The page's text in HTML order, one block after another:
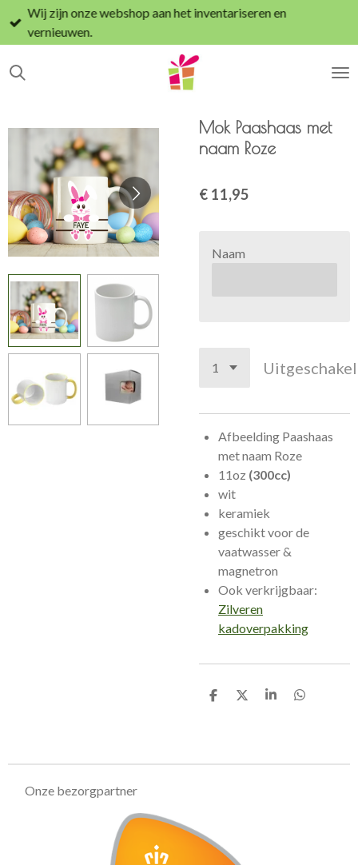
Ga
direct
de
Wij zijn onze webshop aan het inventariseren en
vernieuwen.
Mok Paashaas met
naam Roze
€ 11,95
Naam
Afbeelding Paashaas
met naam Roze
11oz (300cc)
wit
keramiek
geschikt voor de
vaatwasser &
magnetron
Ook verkrijgbaar:
Zilveren
kadoverpakking
D
D
S
D
Onze bezorgpartner